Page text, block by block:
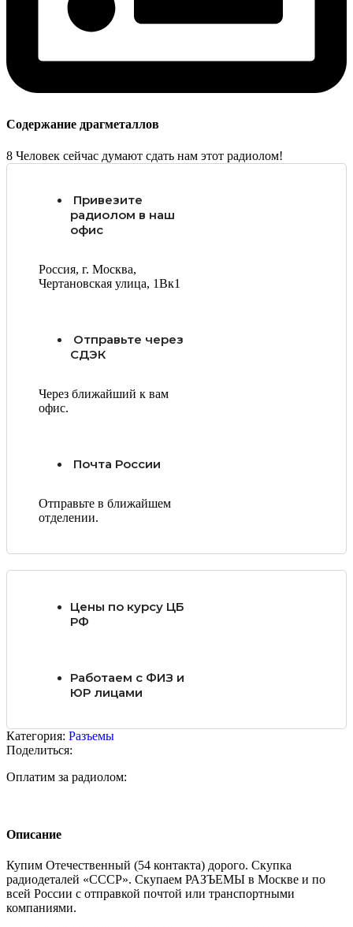
Содержание драгметаллов
8 Человек сейчас думают сдать нам этот радиолом!
Привезите
радиолом в наш
офис
Россия, г. Москва,
Чертановская улица, 1Вк1
Отправьте через
СДЭК
Через ближайший к вам
офис.
Почта России
Отправьте в ближайшем
отделении.
Цены по курсу ЦБ
РФ
Работаем с ФИЗ и
ЮР лицами
Категория: Разъемы
Поделиться:
Оплатим за радиолом:
Описание
Купим Отечественный (54 контакта) дорого. Скупка
радиодеталей «СССР». Скупаем РАЗЪЕМЫ в Москве и по
всей России с отправкой почтой или транспортными
компаниями.